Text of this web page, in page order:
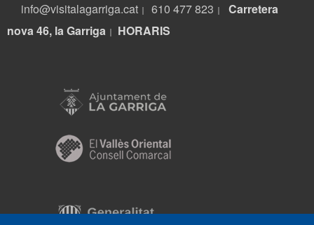
info@visitalagarriga.cat 610 477 823
Carretera
nova 46, la Garriga
HORARIS